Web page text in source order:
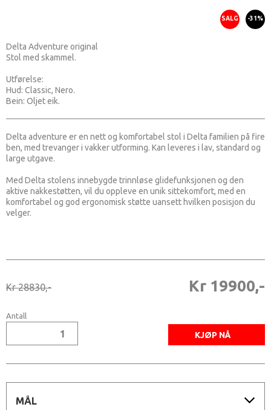
SALG -31%
Delta Adventure original
Stol med skammel.
Utførelse:
Hud: Classic, Nero.
Bein: Oljet eik.
Delta adventure er en nett og komfortabel stol i Delta familien på fire
ben, med trevanger i vakker utforming. Kan leveres i lav, standard og
large utgave.
Med Delta stolens innebygde trinnløse glidefunksjonen og den
aktive nakkestøtten, vil du oppleve en unik sittekomfort, med en
komfortabel og god ergonomisk støtte uansett hvilken posisjon du
velger.
Kr 28830,- Kr 19900,-
Antall
MÅL